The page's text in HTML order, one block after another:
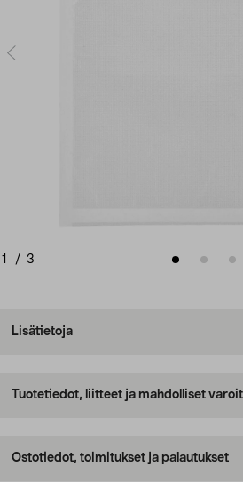
1 / 3
Lisätietoja
Tuotetiedot, liitteet ja mahdolliset
Ostotiedot, toimitukset ja palautukset